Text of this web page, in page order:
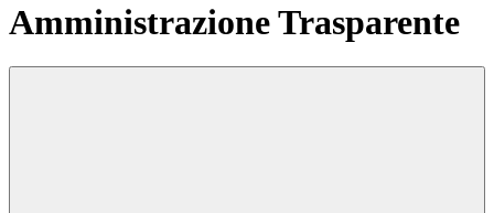
Amministrazione Trasparente